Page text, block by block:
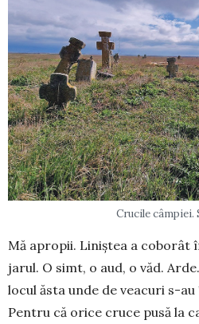
Crucile câmpiei.
Mă apropii. Liniștea a coborât
jarul. O simt, o aud, o văd.
locul ăsta unde de veacuri s-
Pentru că orice cruce pusă la